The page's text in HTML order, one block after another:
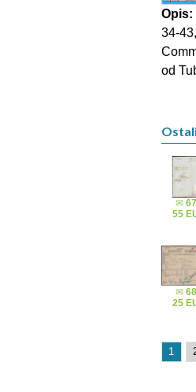
Opis:
34-
od
✉
55
✉
25
1